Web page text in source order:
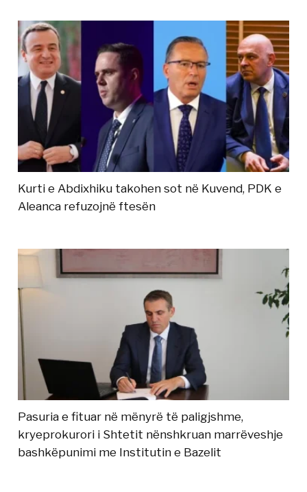
Kurti e Abdixhiku takohen sot në Kuvend, PDK e
Aleanca refuzojnë ftesën
Pasuria e fituar në mënyrë të paligjshme,
kryeprokurori i Shtetit nënshkruan marrëveshje
bashkëpunimi me Institutin e Bazelit